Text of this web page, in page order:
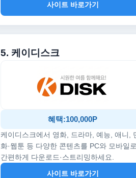
사이트 바로가기
5. 케이디스크
혜택:100,000P
케이디스크에서 영화, 드라마, 예능, 애니,
화·웹툰 등 다양한 콘텐츠를 PC와 모바일로
간편하게 다운로드·스트리밍하세요.
사이트 바로가기